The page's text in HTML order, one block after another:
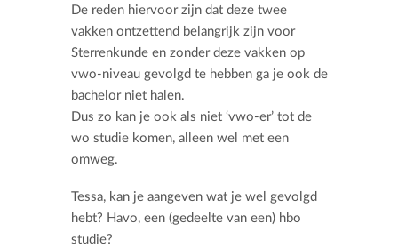
De reden hiervoor zijn dat deze twee
vakken ontzettend belangrijk zijn voor
Sterrenkunde en zonder deze vakken op
vwo-niveau gevolgd te hebben ga je ook de
bachelor niet halen.
Dus zo kan je ook als niet ‘vwo-er’ tot de
wo studie komen, alleen wel met een
omweg.
Tessa, kan je aangeven wat je wel gevolgd
hebt? Havo, een (gedeelte van een) hbo
studie?